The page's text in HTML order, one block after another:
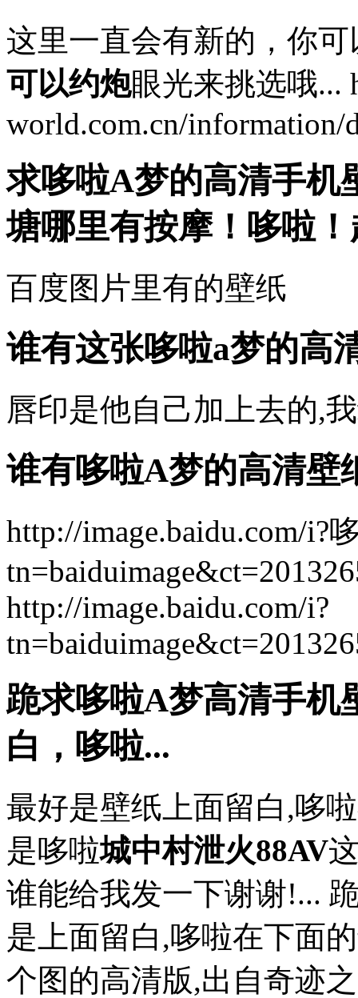
这里一直会有新的，你
可以约炮眼光来挑选哦...
world.com.cn/information/
求哆啦A梦的高清手机
塘哪里有按摩！哆啦
百度图片里有的壁纸
谁有这张哆啦a梦的高
唇印是他自己加上去的,
谁有哆啦A梦的高清壁
http://image.baidu.com/i?
http://image.baidu.com/i?
跪求哆啦A梦高清手机
白，哆啦...
最好是壁纸上面留白,哆
是哆啦城中村泄火88AV
谁能给我发一下谢谢!...
是上面留白,哆啦在下面
个图的高清版,出自奇迹